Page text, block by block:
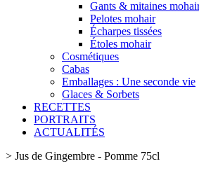
Gants & mitaines
Pelotes mohair
Écharpes tissées
Étoles mohair
Cosmétiques
Cabas
Emballages : Une seconde vie
Glaces & Sorbets
RECETTES
PORTRAITS
ACTUALITÉS
> Jus de Gingembre - Pomme 75cl